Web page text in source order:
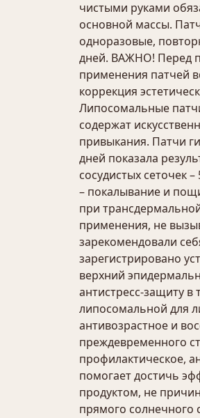
чистыми руками
основной массы.
одноразовые,
дней. ВАЖНО! Перед
применения патчей
коррекция
Липосомальные
содержат
привыкания. Патчи
дней показала
сосудистых сеточек
– покалывание и
при
применения, не
зарекомендовали
зарегистрировано
верхний
антистресс-защиту
липосомальной для
антивозрастное и
преждевременного
профилактическое,
помогает достичь
продуктом, не
прямого солнечного